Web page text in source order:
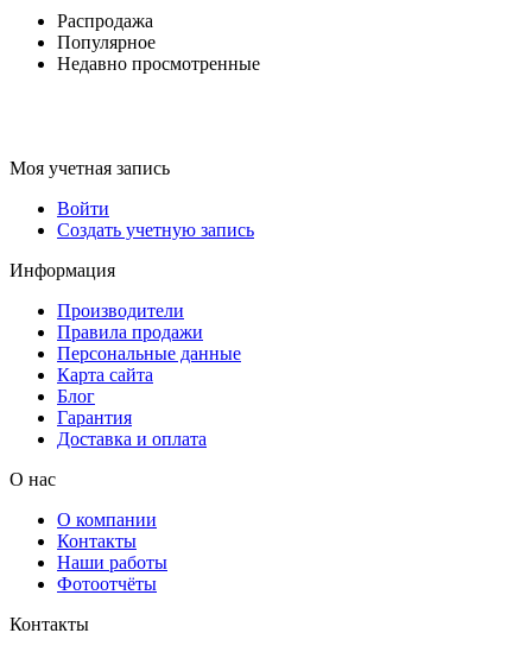
Распродажа
Популярное
Недавно просмотренные
Моя учетная запись
Войти
Создать учетную запись
Информация
Производители
Правила продажи
Персональные данные
Карта сайта
Блог
Гарантия
Доставка и оплата
О нас
О компании
Контакты
Наши работы
Фотоотчёты
Контакты